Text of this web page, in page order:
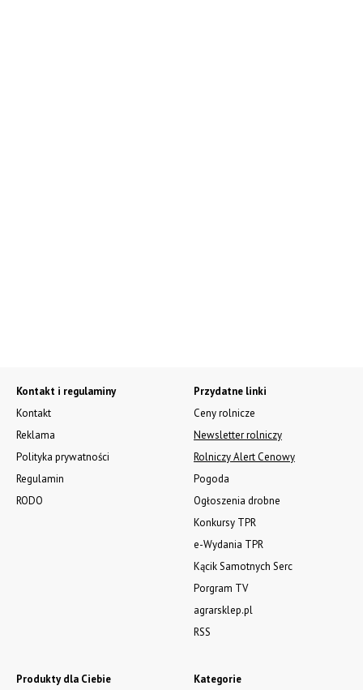
Kontakt i regulaminy
Kontakt
Reklama
Polityka prywatności
Regulamin
RODO
Kategorie
Produkty dla Ciebie
Przydatne linki
Ceny rolnicze
Newsletter rolniczy
Rolniczy Alert Cenowy
Pogoda
Ogłoszenia drobne
Konkursy TPR
e-Wydania TPR
Kącik Samotnych Serc
Porgram TV
agrarsklep.pl
RSS